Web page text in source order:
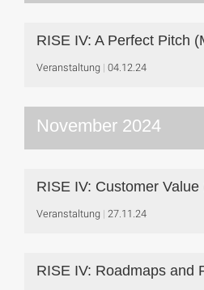
RISE IV: A Perfect Pitch
Veranstaltung 04.12.24
November 2024
RISE IV: Customer Value
Veranstaltung 27.11.24
RISE IV: Roadmaps and